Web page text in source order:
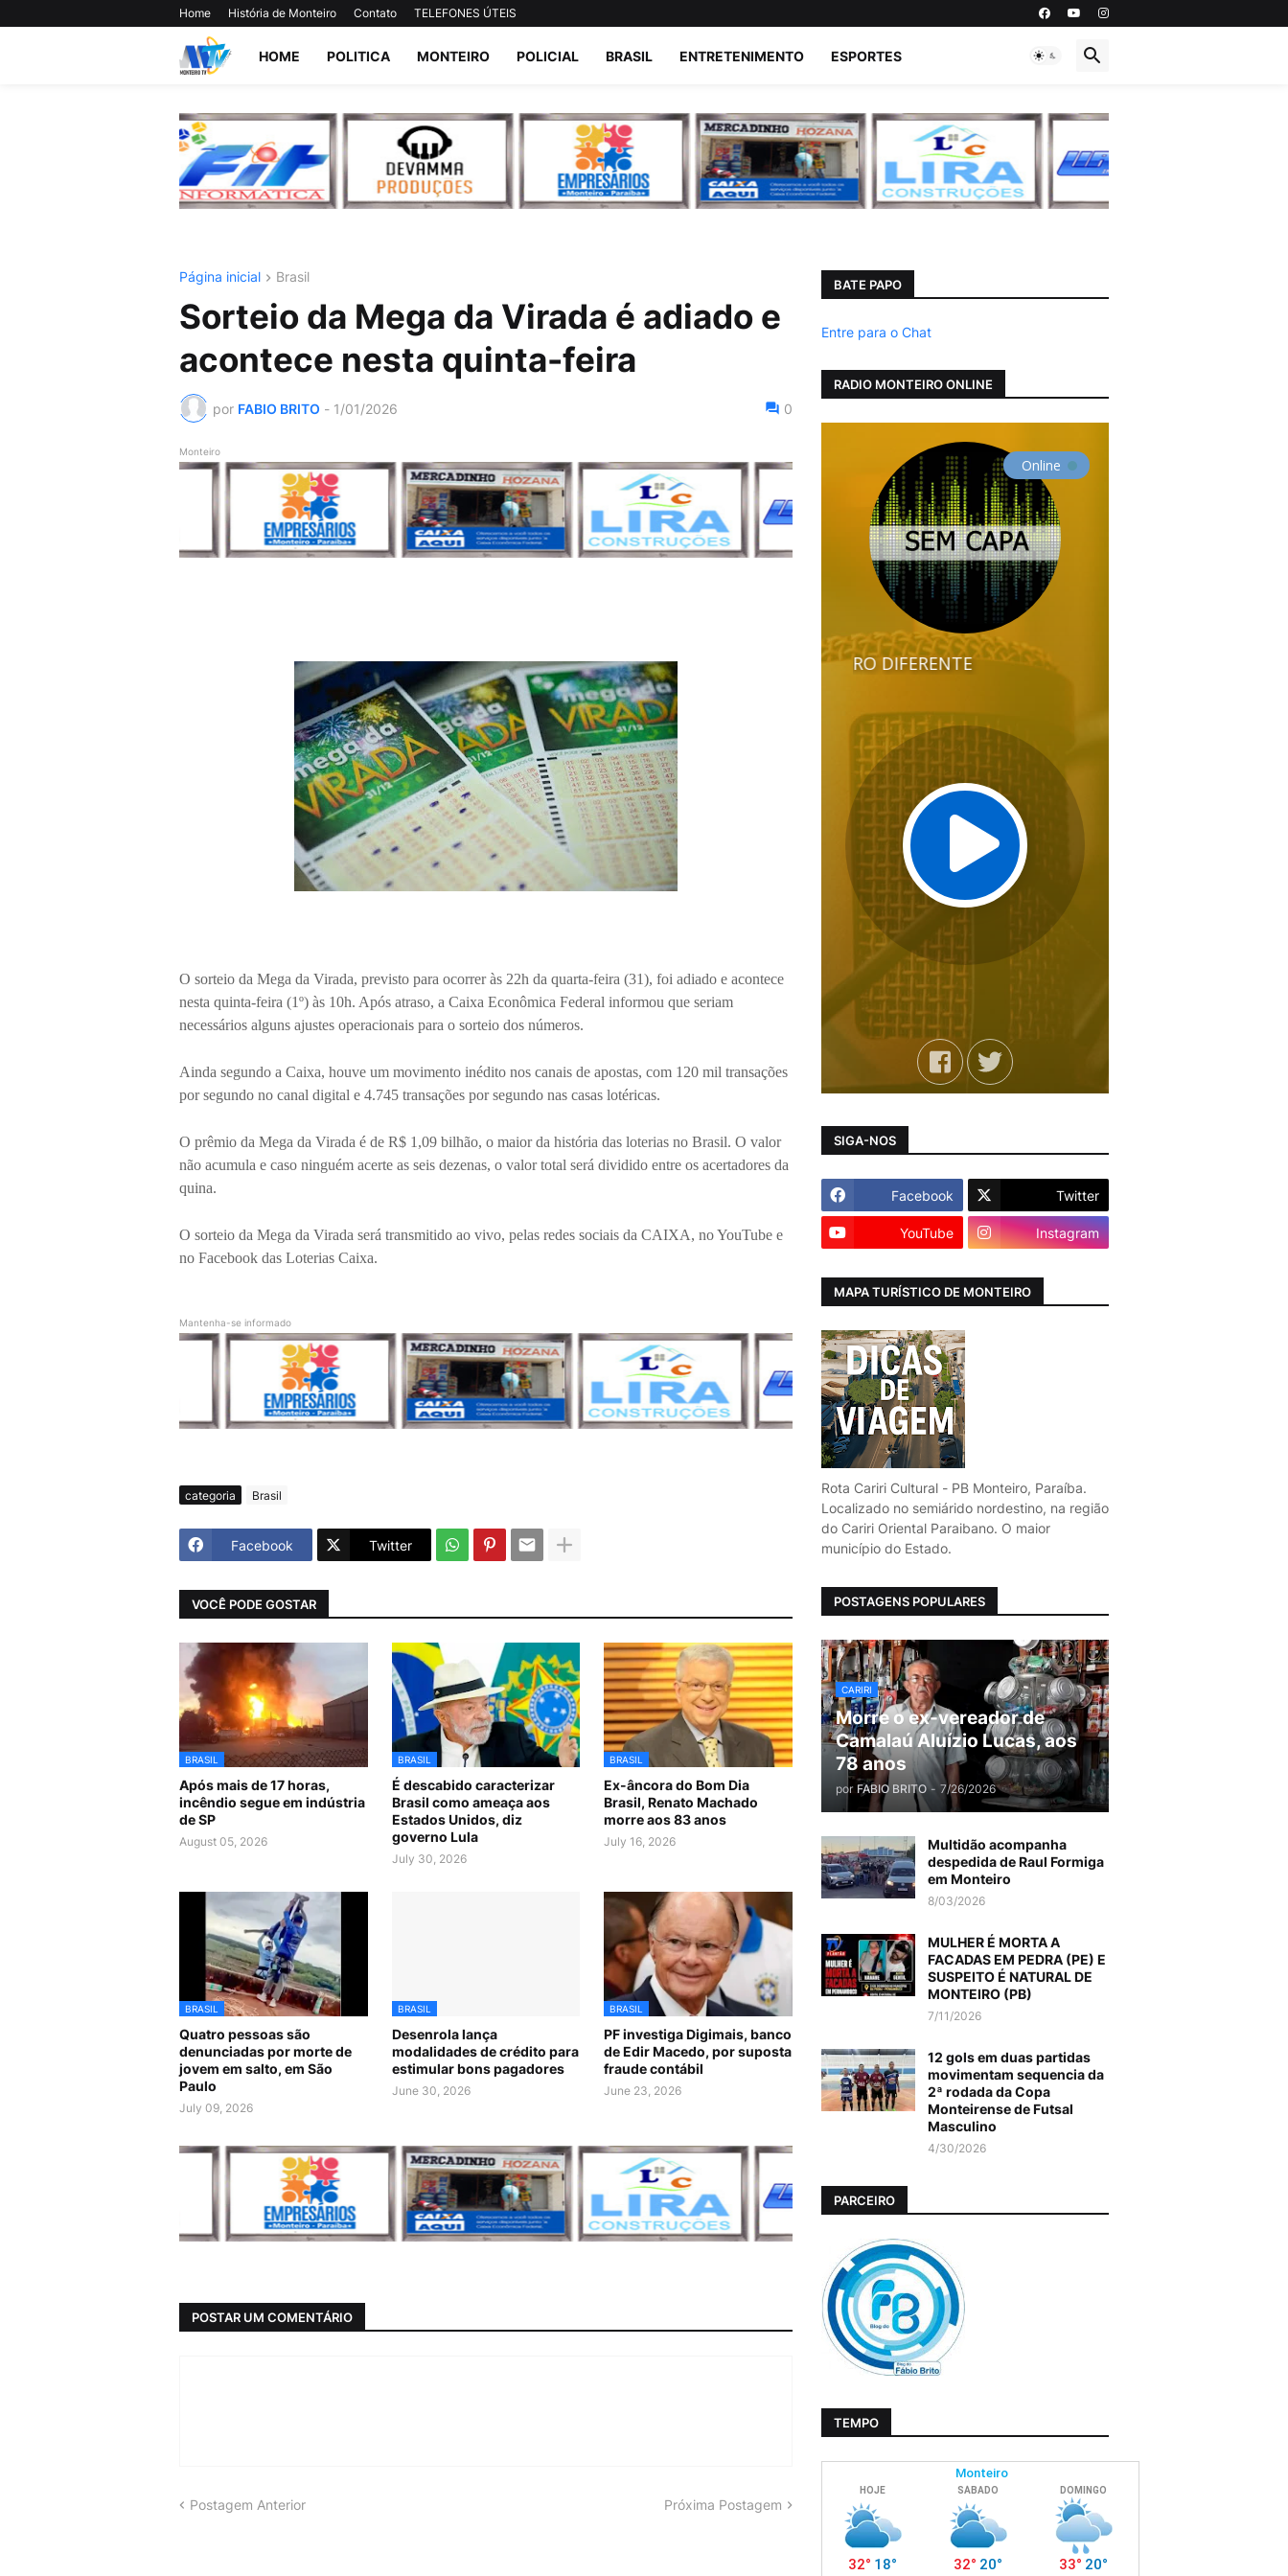
Home História de Monteiro Contato TELEFONES ÚTEIS
HOME POLITICA MONTEIRO POLICIAL BRASIL ENTRETENIMENTO ESPORTES
Página inicial Brasil
Sorteio da Mega da Virada é adiado e
acontece nesta quinta-feira
por FABIO BRITO - 1/01/2026 0
Monteiro
O sorteio da Mega da Virada, previsto para ocorrer às 22h da quarta-feira (31), foi adiado e acontece
nesta quinta-feira (1º) às 10h. Após atraso, a Caixa Econômica Federal informou que seriam
necessários alguns ajustes operacionais para o sorteio dos números.
Ainda segundo a Caixa, houve um movimento inédito nos canais de apostas, com 120 mil transações
por segundo no canal digital e 4.745 transações por segundo nas casas lotéricas.
O prêmio da Mega da Virada é de R$ 1,09 bilhão, o maior da história das loterias no Brasil. O valor
não acumula e caso ninguém acerte as seis dezenas, o valor total será dividido entre os acertadores da
quina.
O sorteio da Mega da Virada será transmitido ao vivo, pelas redes sociais da CAIXA, no YouTube e
no Facebook das Loterias Caixa.
Mantenha-se informado
categoria Brasil
Facebook Twitter
VOCÊ PODE GOSTAR
BRASIL
Após mais de 17 horas,
incêndio segue em indústria
de SP
August 05, 2026
BRASIL
É descabido caracterizar
Brasil como ameaça aos
Estados Unidos, diz
governo Lula
July 30, 2026
BRASIL
Ex-âncora do Bom Dia
Brasil, Renato Machado
morre aos 83 anos
July 16, 2026
BRASIL
Quatro pessoas são
denunciadas por morte de
jovem em salto, em São
Paulo
July 09, 2026
BRASIL
Desenrola lança
modalidades de crédito para
estimular bons pagadores
June 30, 2026
BRASIL
PF investiga Digimais, banco
de Edir Macedo, por suposta
fraude contábil
June 23, 2026
POSTAR UM COMENTÁRIO
Postagem Anterior Próxima Postagem
BATE PAPO
Entre para o Chat
RADIO MONTEIRO ONLINE
SIGA-NOS
Facebook Twitter
YouTube Instagram
MAPA TURÍSTICO DE MONTEIRO
Rota Cariri Cultural - PB Monteiro, Paraíba.
Localizado no semiárido nordestino, na região
do Cariri Oriental Paraibano. O maior
município do Estado.
POSTAGENS POPULARES
CARIRI
Morre o ex-vereador de
Camalaú Aluízio Lucas, aos
78 anos
por FABIO BRITO - 7/26/2026
Multidão acompanha
despedida de Raul Formiga
em Monteiro
8/03/2026
MULHER É MORTA A
FACADAS EM PEDRA (PE) E
SUSPEITO É NATURAL DE
MONTEIRO (PB)
7/11/2026
12 gols em duas partidas
movimentam sequencia da
2ª rodada da Copa
Monteirense de Futsal
Masculino
4/30/2026
PARCEIRO
TEMPO